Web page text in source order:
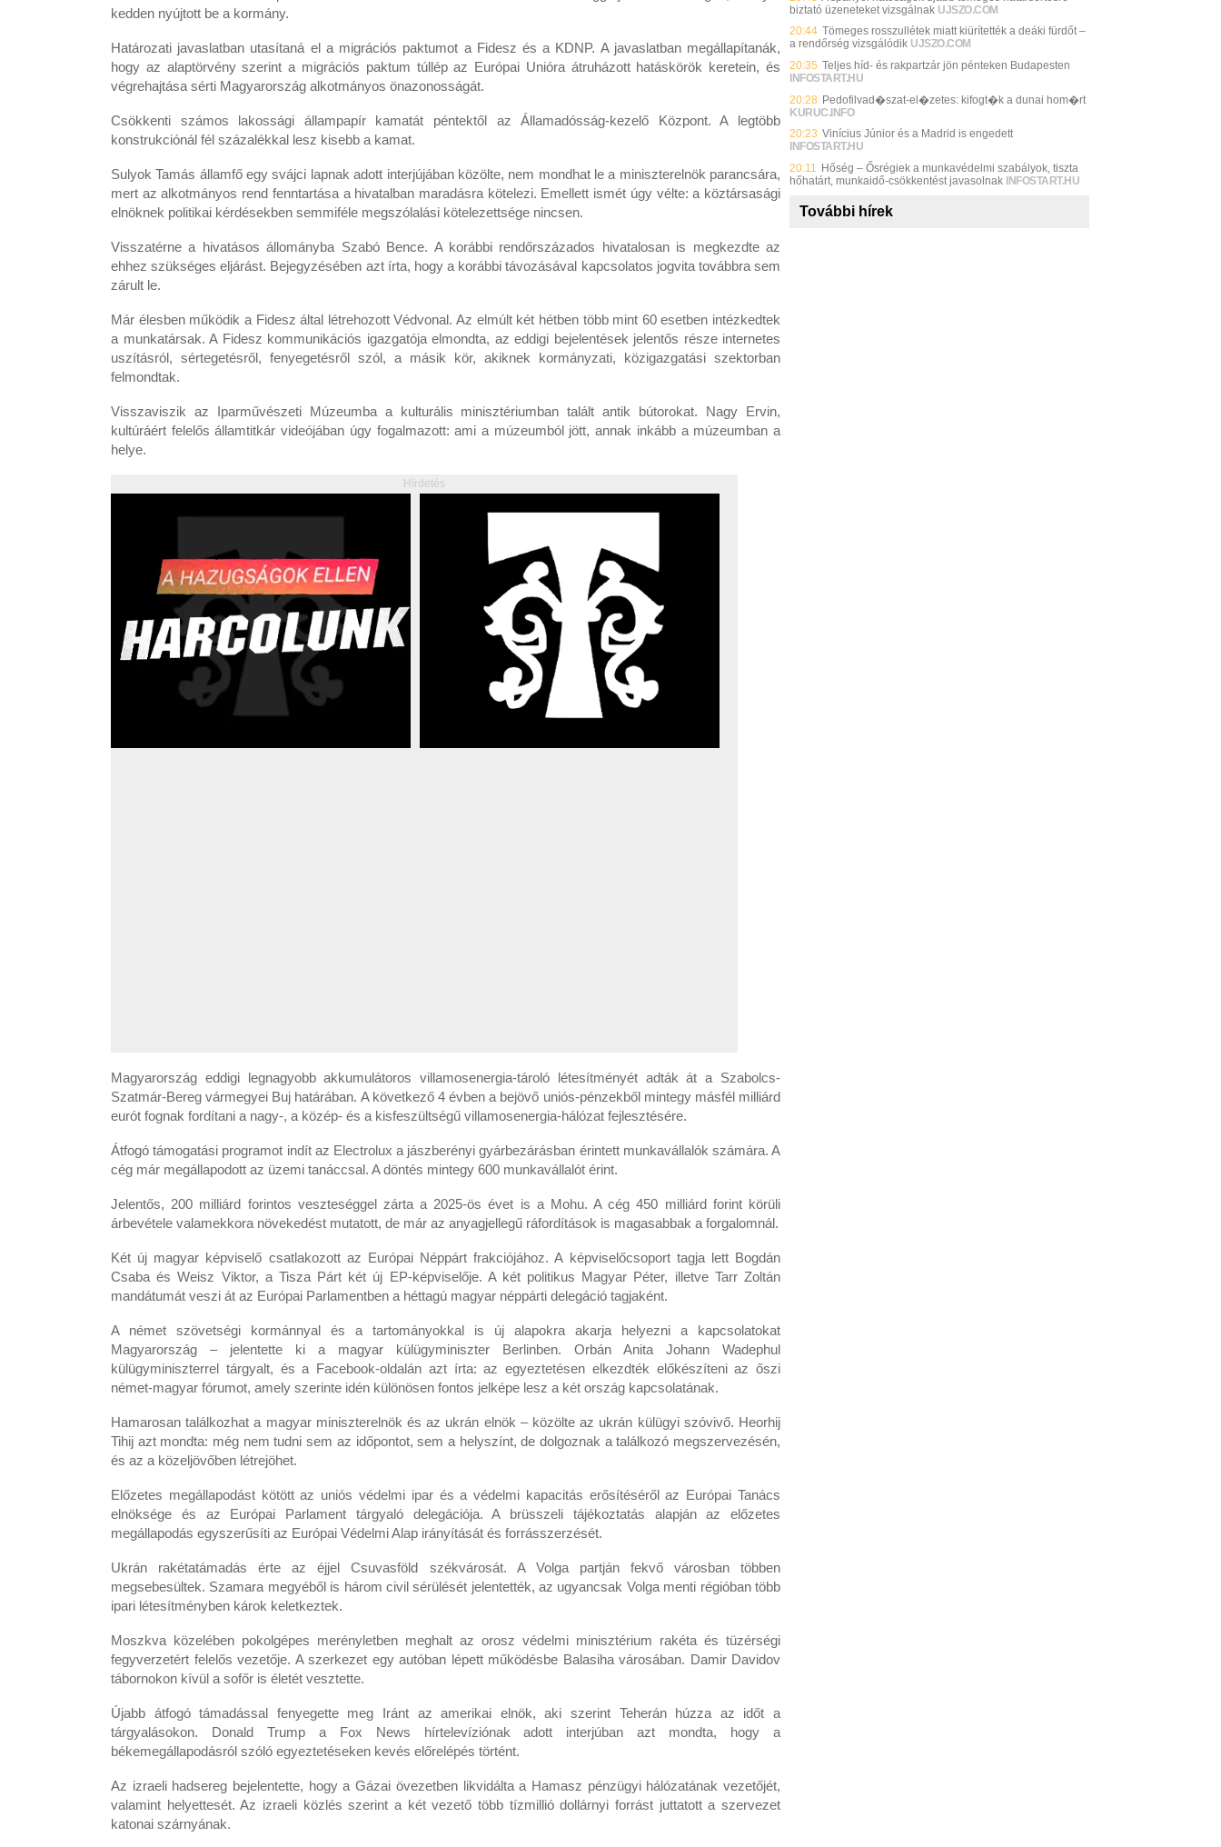
kedden nyújtott be a kormány.
Határozati javaslatban utasítaná el a migrációs paktumot a Fidesz és a KDNP. A javaslatban megállapítanák,
hogy az alaptörvény szerint a migrációs paktum túllép az Európai Unióra átruházott hatáskörök keretein, és
végrehajtása sérti Magyarország alkotmányos önazonosságát.
Csökkenti számos lakossági állampapír kamatát péntektől az Államadósság-kezelő Központ. A legtöbb
konstrukciónál fél százalékkal lesz kisebb a kamat.
Sulyok Tamás államfő egy svájci lapnak adott interjújában közölte, nem mondhat le a miniszterelnök parancsára,
mert az alkotmányos rend fenntartása a hivatalban maradásra kötelezi. Emellett ismét úgy vélte: a köztársasági
elnöknek politikai kérdésekben semmiféle megszólalási kötelezettsége nincsen.
Visszatérne a hivatásos állományba Szabó Bence. A korábbi rendőrszázados hivatalosan is megkezdte az
ehhez szükséges eljárást. Bejegyzésében azt írta, hogy a korábbi távozásával kapcsolatos jogvita továbbra sem
zárult le.
Már élesben működik a Fidesz által létrehozott Védvonal. Az elmúlt két hétben több mint 60 esetben intézkedtek
a munkatársak. A Fidesz kommunikációs igazgatója elmondta, az eddigi bejelentések jelentős része internetes
uszításról, sértegetésről, fenyegetésről szól, a másik kör, akiknek kormányzati, közigazgatási szektorban
felmondtak.
Visszaviszik az Iparművészeti Múzeumba a kulturális minisztériumban talált antik bútorokat. Nagy Ervin,
kultúráért felelős államtitkár videójában úgy fogalmazott: ami a múzeumból jött, annak inkább a múzeumban a
helye.
Hírdetés
Magyarország eddigi legnagyobb akkumulátoros villamosenergia-tároló létesítményét adták át a Szabolcs-
Szatmár-Bereg vármegyei Buj határában. A következő 4 évben a bejövő uniós-pénzekből mintegy másfél milliárd
eurót fognak fordítani a nagy-, a közép- és a kisfeszültségű villamosenergia-hálózat fejlesztésére.
Átfogó támogatási programot indít az Electrolux a jászberényi gyárbezárásban érintett munkavállalók számára. A
cég már megállapodott az üzemi tanáccsal. A döntés mintegy 600 munkavállalót érint.
Jelentős, 200 milliárd forintos veszteséggel zárta a 2025-ös évet is a Mohu. A cég 450 milliárd forint körüli
árbevétele valamekkora növekedést mutatott, de már az anyagjellegű ráfordítások is magasabbak a forgalomnál.
Két új magyar képviselő csatlakozott az Európai Néppárt frakciójához. A képviselőcsoport tagja lett Bogdán
Csaba és Weisz Viktor, a Tisza Párt két új EP-képviselője. A két politikus Magyar Péter, illetve Tarr Zoltán
mandátumát veszi át az Európai Parlamentben a héttagú magyar néppárti delegáció tagjaként.
A német szövetségi kormánnyal és a tartományokkal is új alapokra akarja helyezni a kapcsolatokat
Magyarország – jelentette ki a magyar külügyminiszter Berlinben. Orbán Anita Johann Wadephul
külügyminiszterrel tárgyalt, és a Facebook-oldalán azt írta: az egyeztetésen elkezdték előkészíteni az őszi
német-magyar fórumot, amely szerinte idén különösen fontos jelképe lesz a két ország kapcsolatának.
Hamarosan találkozhat a magyar miniszterelnök és az ukrán elnök – közölte az ukrán külügyi szóvivő. Heorhij
Tihij azt mondta: még nem tudni sem az időpontot, sem a helyszínt, de dolgoznak a találkozó megszervezésén,
és az a közeljövőben létrejöhet.
Előzetes megállapodást kötött az uniós védelmi ipar és a védelmi kapacitás erősítéséről az Európai Tanács
elnöksége és az Európai Parlament tárgyaló delegációja. A brüsszeli tájékoztatás alapján az előzetes
megállapodás egyszerűsíti az Európai Védelmi Alap irányítását és forrásszerzését.
Ukrán rakétatámadás érte az éjjel Csuvasföld székvárosát. A Volga partján fekvő városban többen
megsebesültek. Szamara megyéből is három civil sérülését jelentették, az ugyancsak Volga menti régióban több
ipari létesítményben károk keletkeztek.
Moszkva közelében pokolgépes merényletben meghalt az orosz védelmi minisztérium rakéta és tüzérségi
fegyverzetért felelős vezetője. A szerkezet egy autóban lépett működésbe Balasiha városában. Damir Davidov
tábornokon kívül a sofőr is életét vesztette.
Újabb átfogó támadással fenyegette meg Iránt az amerikai elnök, aki szerint Teherán húzza az időt a
tárgyalásokon. Donald Trump a Fox News hírtelevíziónak adott interjúban azt mondta, hogy a
békemegállapodásról szóló egyeztetéseken kevés előrelépés történt.
Az izraeli hadsereg bejelentette, hogy a Gázai övezetben likvidálta a Hamasz pénzügyi hálózatának vezetőjét,
valamint helyettesét. Az izraeli közlés szerint a két vezető több tízmillió dollárnyi forrást juttatott a szervezet
katonai szárnyának.
biztató üzeneteket vizsgálnak UJSZO.COM
20:44 Tömeges rosszullétek miatt kiürítették a deáki fürdőt –
a rendőrség vizsgálódik UJSZO.COM
20:35 Teljes híd- és rakpartzár jön pénteken Budapesten
INFOSTART.HU
20:28 Pedofilvad�szat-el�zetes: kifogt�k a dunai hom�rt
KURUC.INFO
20:23 Vinícius Júnior és a Madrid is engedett
INFOSTART.HU
20:11 Hőség – Ősrégiek a munkavédelmi szabályok, tiszta
hőhatárt, munkaidő-csökkentést javasolnak INFOSTART.HU
További hírek